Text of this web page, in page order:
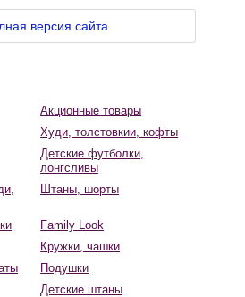
версия сайта
Акционные товары
Худи, толстовкии, кофты
Детские футболки,
лонгсливы
Штаны, шорты
Family Look
Кружки, чашки
Подушки
Детские штаны